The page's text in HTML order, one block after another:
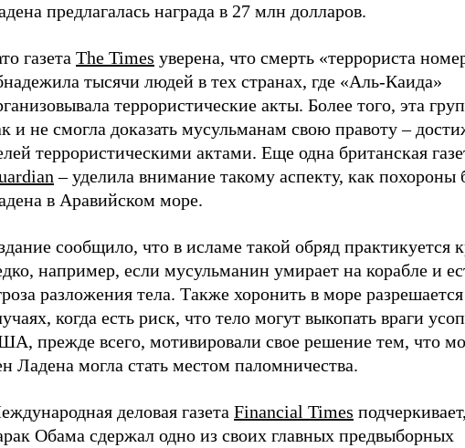
предлагалась награда в 27 млн долларов.
газета The Times уверена, что смерть «террориста
тысячи людей в тех странах, где «Аль-Каида»
террористические акты. Более того, эта
и не смогла доказать мусульманам свою правоту –
террористическими актами. Еще одна британская
– уделила внимание такому аспекту, как похороны
в Аравийском море.
сообщило, что в исламе такой обряд практикуется
например, если мусульманин умирает на корабле и
разложения тела. Также хоронить в море
когда есть риск, что тело могут выкопать враги
прежде всего, мотивировали свое решение тем, что
Ладена могла стать местом паломничества.
деловая газета Financial Times
Обама сдержал одно из своих главных предвыборных